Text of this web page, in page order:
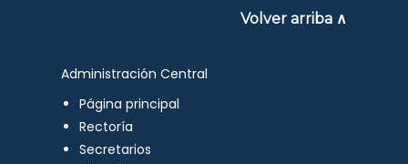
Volver arriba ∧
Administración Central
Página principal
Rectoría
Secretarios